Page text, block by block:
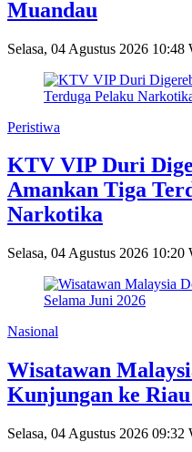
Muandau
Selasa, 04 Agustus 2026 10:48
Peristiwa
KTV VIP Duri
Amankan Tiga
Narkotika
Selasa, 04 Agustus 2026 10:20
Nasional
Wisatawan
Kunjungan ke
Selasa, 04 Agustus 2026 09:32